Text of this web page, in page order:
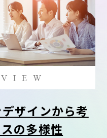
ザインから考
の多様性